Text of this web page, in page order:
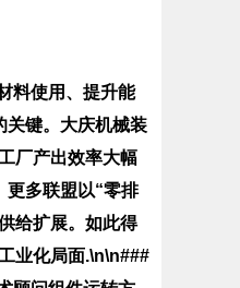
料使用、提升能
关键。大庆机械装
厂产出效率大幅
更多联盟以“零排
给扩展。如此得
业化局面.\n\n###